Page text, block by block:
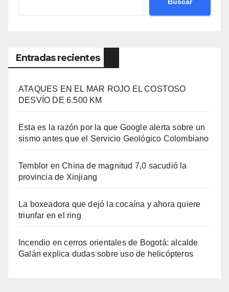
Entradas recientes
ATAQUES EN EL MAR ROJO EL COSTOSO
DESVÍO DE 6.500 KM
Esta es la razón por la que Google alerta sobre un
sismo antes que el Servicio Geológico Colombiano
Temblor en China de magnitud 7,0 sacudió la
provincia de Xinjiang
La boxeadora que dejó la cocaína y ahora quiere
triunfar en el ring​
Incendio en cerros orientales de Bogotá: alcalde
Galán explica dudas sobre uso de helicópteros